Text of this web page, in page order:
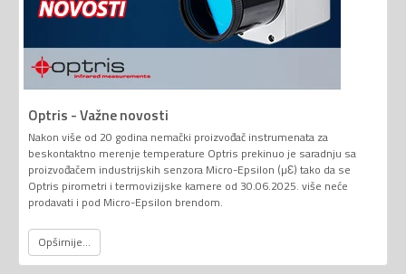
Optris - Važne novosti
Nakon više od 20 godina nemački proizvođač instrumenata za
beskontaktno merenje temperature Optris prekinuo je saradnju sa
proizvođačem industrijskih senzora Micro-Epsilon (µƐ) tako da se
Optris pirometri i termovizijske kamere od 30.06.2025. više neće
prodavati i pod Micro-Epsilon brendom.
Opširnije...